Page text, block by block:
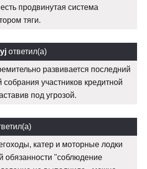
продвинутая система
тяги.
ответил(а)
развивается последний
собрания участников кредитной
под угрозой.
катер и моторные лодки
обязанности "соблюдение